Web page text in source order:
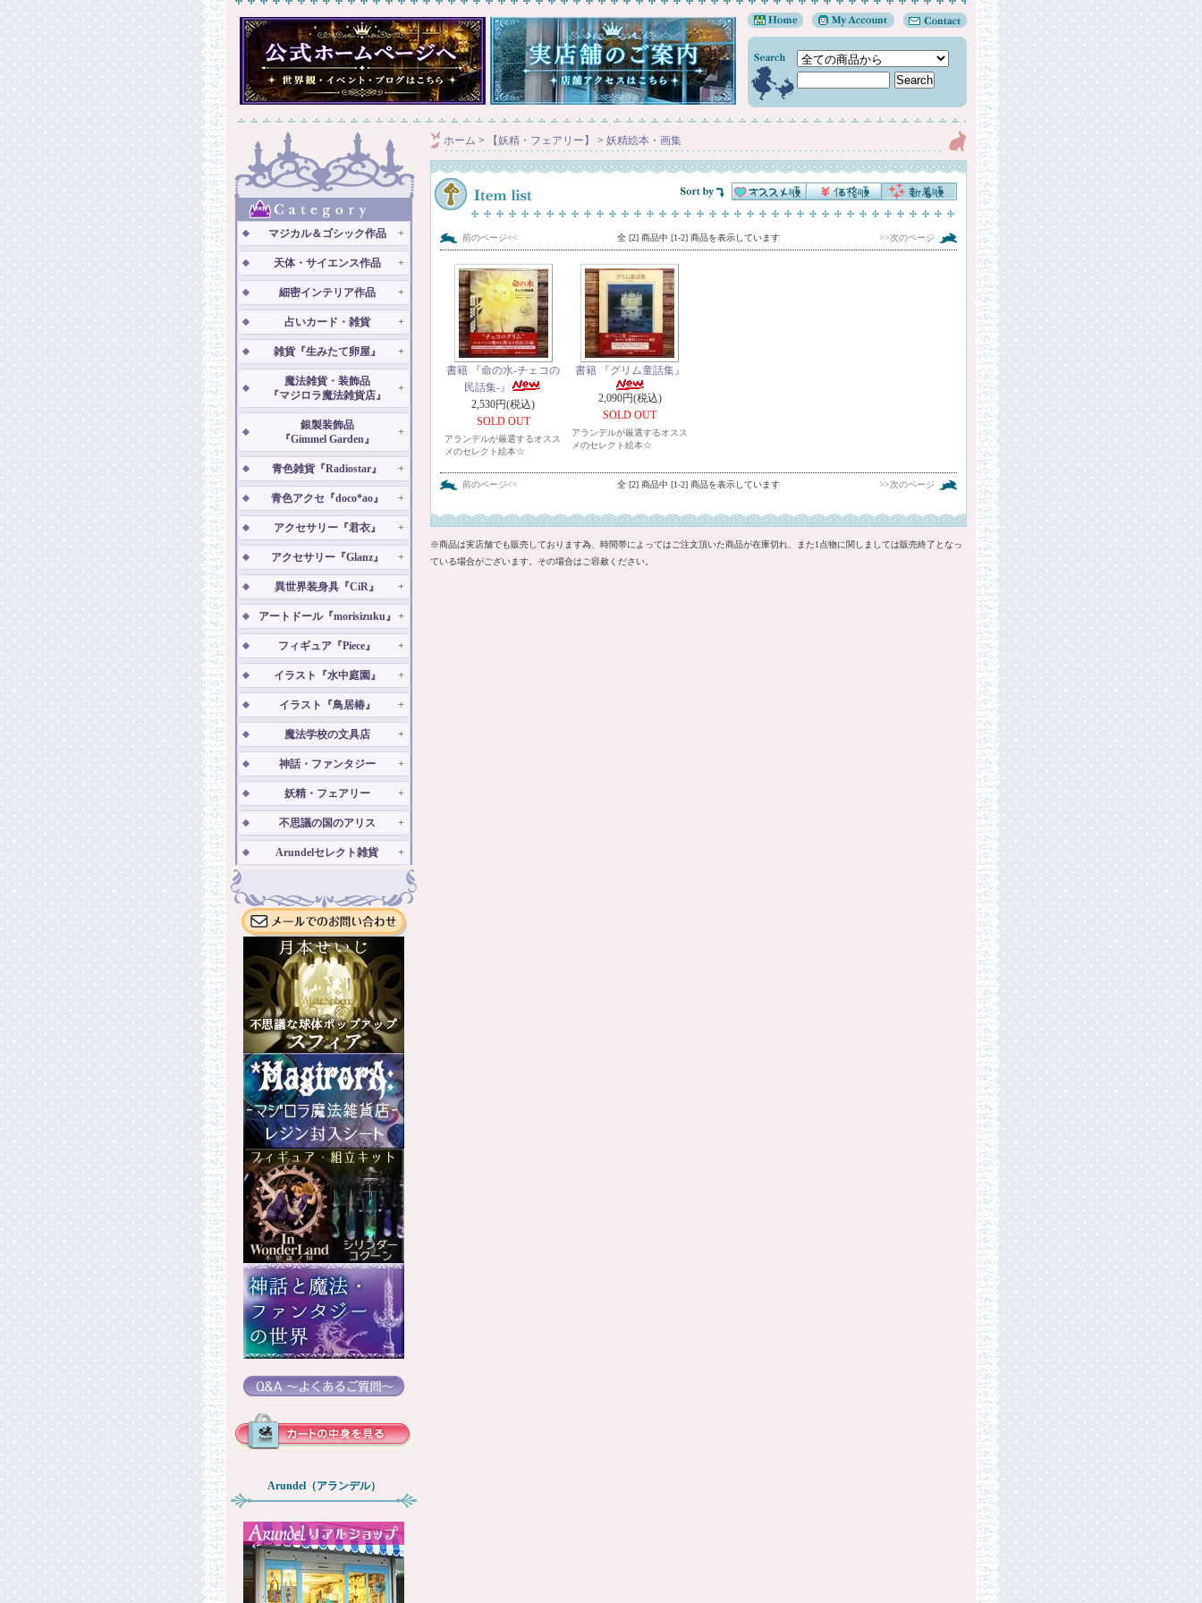
マジカル＆ゴシック作品
天体・サイエンス作品
細密インテリア作品
占いカード・雑貨
雑貨『生みたて卵屋』
魔法雑貨・装飾品
『マジロラ魔法雑貨店』
銀製装飾品
『Gimmel Garden』
青色雑貨『Radiostar』
青色アクセ『doco*ao』
アクセサリー『君衣』
アクセサリー『Glanz』
異世界装身具『CiR』
アートドール『morisizuku』
フィギュア『Piece』
イラスト『水中庭園』
イラスト『鳥居椿』
魔法学校の文具店
神話・ファンタジー
妖精・フェアリー
不思議の国のアリス
Arundelセレクト雑貨
Arundel（アランデル）
ホーム > 【妖精・フェアリー】 > 妖精絵本・画集
前のページ<< 全 [2] 商品中 [1-2] 商品を表示しています >>次のページ
書籍 『命の水-チェコの
民話集-』
2,530円(税込)
SOLD OUT
アランデルが厳選するオスス
メのセレクト絵本☆
書籍 『グリム童話集』
2,090円(税込)
SOLD OUT
アランデルが厳選するオスス
メのセレクト絵本☆
前のページ<< 全 [2] 商品中 [1-2] 商品を表示しています >>次のページ
※商品は実店舗でも販売しております為、時間帯によってはご注文頂いた商品が在庫切れ、また1点物に関しましては販売終了となっ
ている場合がございます。その場合はご容赦ください。